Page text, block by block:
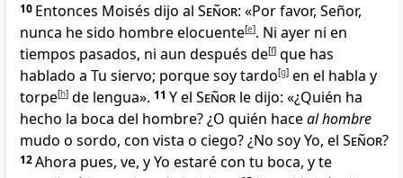
10 Entonces Moisés dijo al Señor: «Por favor, Señor,
nunca he sido hombre elocuente[e]. Ni ayer ni en
tiempos pasados, ni aun después de[f] que has
hablado a Tu siervo; porque soy tardo[g] en el habla y
torpe[h] de lengua». 11 Y el Señor le dijo: «¿Quién ha
hecho la boca del hombre? ¿O quién haceal hombre
mudo o sordo, con vista o ciego? ¿No soy Yo, el Señor?
12Ahora pues, ve, y Yo estaré con tu boca, y te